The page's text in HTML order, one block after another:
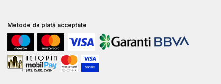
Metode de plată acceptate